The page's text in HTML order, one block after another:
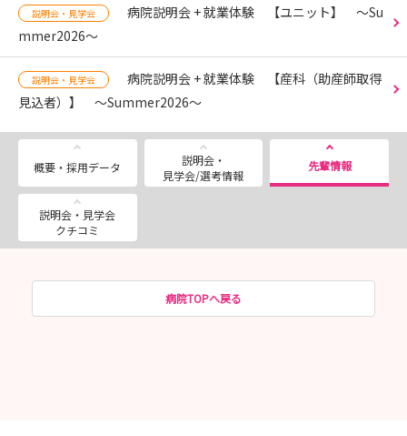
説明会・見学会
病院説明会 + 就業体験 【ユニット】 〜Su
mmer2026〜
説明会・見学会
病院説明会 + 就業体験 【産科（助産師取得
見込者）】 〜Summer2026〜
概要・採用データ
説明会・
見学会/選考情報
先輩情報
説明会・見学会
クチコミ
病院TOPへ戻る